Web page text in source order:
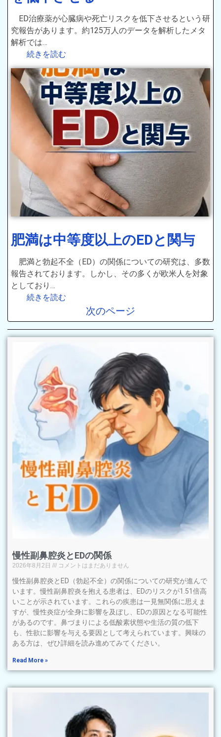
ED治療薬が心臓病や死亡リスクを低下させるという研
究報告があります。約125万人のデータを解析したメタ
解析では…
続きを読む
肥満は中等度以上のEDと関与
肥満と勃起不全（ED）の関係についての研究は、多数
報告されております。しかし、その多くが欧米人を対象
としており…
続きを読む
次のページ
慢性副鼻腔炎とEDの関係
2026年8月2日 コメントはまだありません
慢性副鼻腔炎とED（勃起不全）の関係についての研究が進んで
います。慢性副鼻腔炎を抱える患者は、EDのリスクが1.51倍高
いことが示されています。これらの疾患は一見無関係に思えま
すが、慢性炎症が全身に影響を及ぼし、EDの原因となる可能性
があるのです。鼻づまりによる低酸素状態や生活の質の低下
も、性欲に影響を与える要因として考えられています。興味の
ある方は、ぜひ詳細を読み進めてみてください。
Read More »